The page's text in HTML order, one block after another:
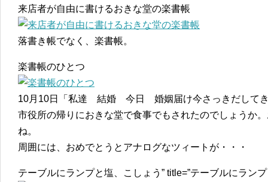
来店者が自由に書けるおきな堂の楽書帳
落書き帳でなく、楽書帳。
楽書帳のひとつ
10月10日「私達 結婚 今日 婚姻届け今さっきだして
市役所の帰りにおきな堂で食事でもされたのでしょうか
ね。
周囲には、おめでとうとアナログなツィートが・・・
テーブルにランプと塩、こしょう” title=”テーブルにラン